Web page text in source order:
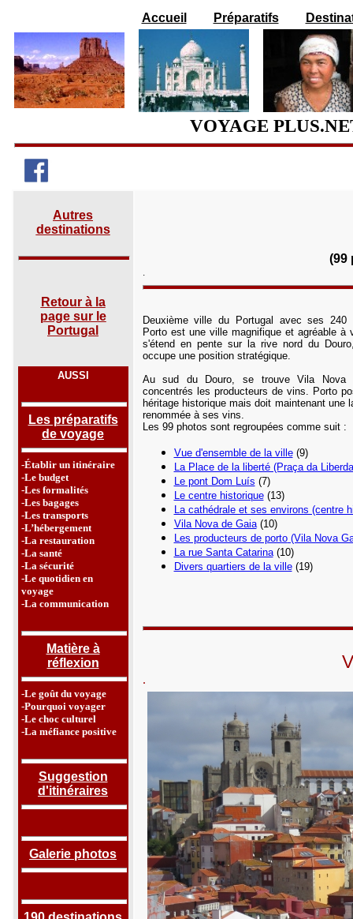
Accueil Préparatifs
VOYAGE
Autres
destinations
Retour à la
page sur le
Portugal
AUSSI
Les préparatifs
de voyage
-Établir un itinéraire
-Le budget
-Les formalités
-Les bagages
-Les transports
-L’hébergement
-La restauration
-La santé
-La sécurité
-Le quotidien en
voyage
-La communication
Matière à
réflexion
-Le goût du voyage
-Pourquoi voyager
-Le choc culturel
-La méfiance positive
Suggestion
d'itinéraires
Galerie photos
(99
.
Deuxième ville du Portugal avec ses 240
Porto est une ville magnifique et agréable
s'étend en pente sur la rive nord du
occupe une position stratégique.
Au sud du Douro, se trouve Vila Nova
concentrés les producteurs de vins. Porto
héritage historique mais doit maintenant une
renommée à ses vins.
Les 99 photos sont regroupées comme suit :
Vue d'ensemble de la ville(9)
La Place de la liberté (Praça da
Le pont Dom Luís (7)
Le centre historique(13)
La cathédrale et ses environs (centre
Vila Nova de Gaia(10)
Les producteurs de porto(Vila Nova
La rue Santa Catarina(10)
Divers quartiers de la ville(19)
.